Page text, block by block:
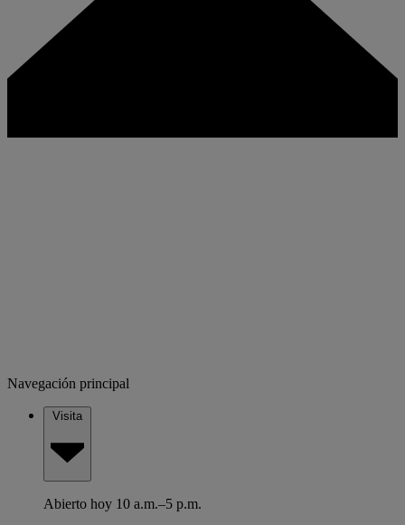
Navegación principal
Visita
Abierto hoy 10 a.m.–5 p.m.